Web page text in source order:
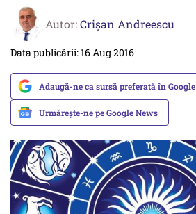
Autor:Crişan Andreescu
Data publicării: 16 Aug 2016
Adaugă-ne ca sursă preferată în Google
Urmărește-ne pe Google News